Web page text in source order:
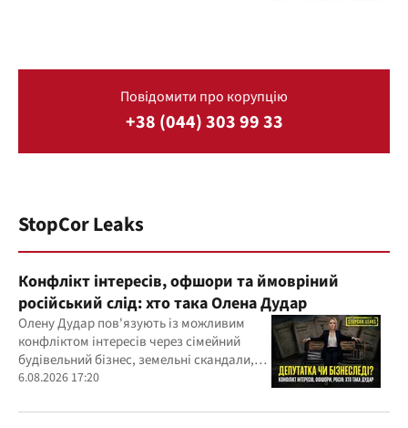
Повідомити про корупцію
+38 (044) 303 99 33
StopCor Leaks
Конфлікт інтересів, офшори та ймовріний
російський слід: хто така Олена Дудар
Олену Дудар пов'язують із можливим
конфліктом інтересів через сімейний
будівельний бізнес, земельні скандали,
судові справи
6.08.2026 17:20